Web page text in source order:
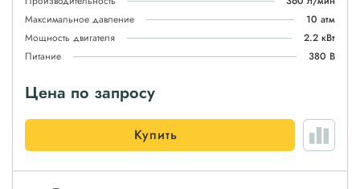
Максимальное давление
10 атм
Мощность двигателя
2.2 кВт
Питание
380 В
Цена по запросу
Купить